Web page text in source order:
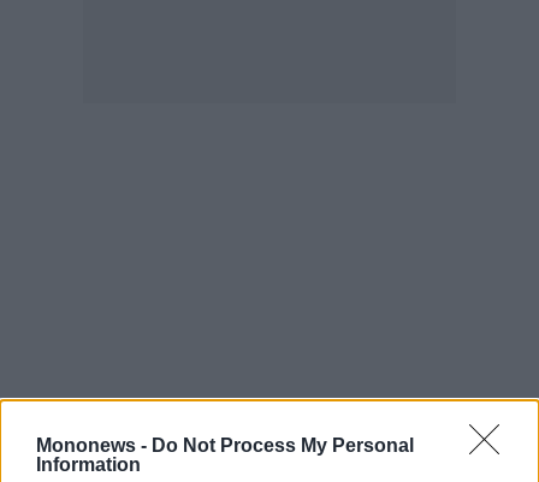
Mononews - Do Not Process My Personal
Information